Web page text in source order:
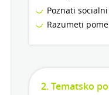
Poznati
Razumeti
2. Tematsko